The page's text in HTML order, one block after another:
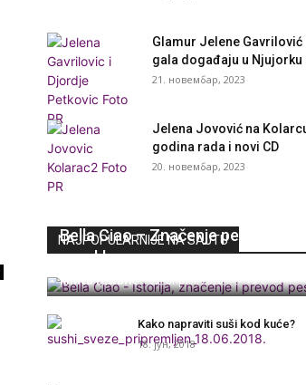
Glamur Jelene Gavrilović
gala događaju u Njujorku
21. новембар, 2023
Jelena Jovović na
godina rada i novi CD
20. новембар, 2023
NAJPOPULARNIJE NA SAJTU
Bella Ciao – Značenje pesme i
poreklo
Milica Leštarić - 22. април, 2020 0
Kako napraviti suši kod kuće?
18. јун, 2018